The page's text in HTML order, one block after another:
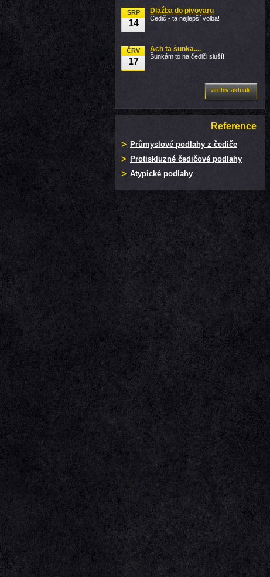
SRP
14
Dlažba do pivovaru
Čedič - ta nejlepší volba!
ČRV
17
Ach ta šunka....
Šunkám to na čediči sluší!
archiv aktualit
Reference
Průmyslové podlahy z čediče
Protiskluzné čedičové podlahy
Atypické podlahy